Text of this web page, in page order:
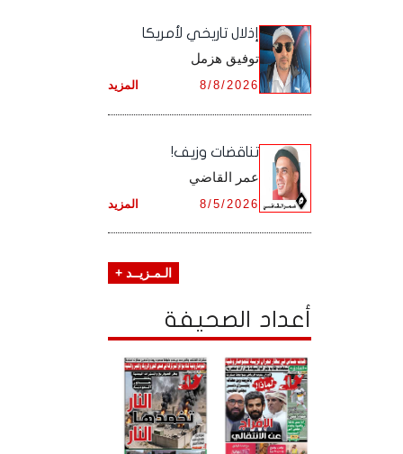
إذلال تاريخي لأمريكا
توفيق هزمل
المزيد 8/8/2026
تناقضات وزيف!
عمر القاضي
المزيد 8/5/2026
الـمـزيــد +
أعداد الصحيفة